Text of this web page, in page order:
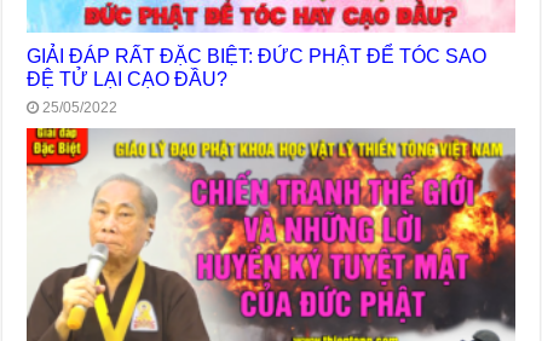
GIẢI ĐÁP RẤT ĐẶC BIỆT: ĐỨC PHẬT ĐỂ TÓC SAO
ĐỆ TỬ LẠI CẠO ĐẦU?
25/05/2022